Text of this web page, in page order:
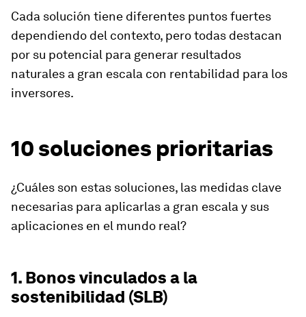
Cada solución tiene diferentes puntos fuertes
dependiendo del contexto, pero todas destacan
por su potencial para generar resultados
naturales a gran escala con rentabilidad para los
inversores.
10 soluciones prioritarias
¿Cuáles son estas soluciones, las medidas clave
necesarias para aplicarlas a gran escala y sus
aplicaciones en el mundo real?
1. Bonos vinculados a la
sostenibilidad (SLB)